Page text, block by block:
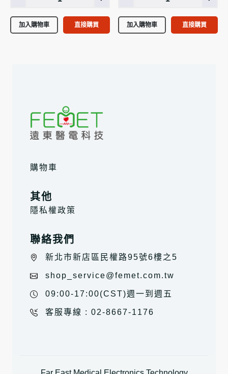
加入購物車 直接購買 加入購物車 直接購買
購物車
其他
隱私權政策
聯絡我們
新北市新店區民權路95號6樓之5
shop_service@femet.com.tw
09:00-17:00(CST)週一到週五
客服專線 : 02-8667-1176